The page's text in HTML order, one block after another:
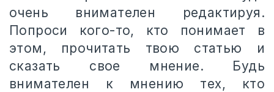
очень внимателен редактируя.
Попроси кого-то, кто понимает в
этом, прочитать твою статью и
сказать свое мнение. Будь
внимателен к мнению тех, кто